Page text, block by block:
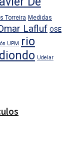
Torreira Medidas
Lafluf OSE
UPM
rio
Udelar